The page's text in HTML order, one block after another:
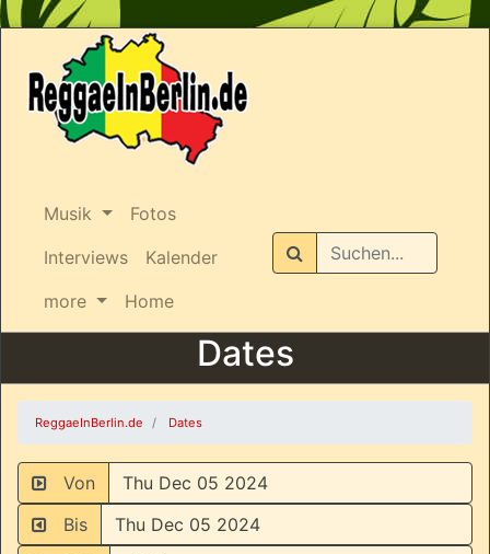
Musik
Fotos
Interviews
Kalender
more
Home
Suchen
Dates
ReggaeInBerlin.de Dates
Von
Bis